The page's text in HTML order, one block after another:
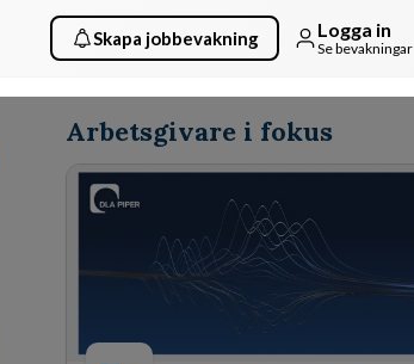
Skapa jobbevakning Logga in
Se bevakningar
Arbetsgivare i fokus